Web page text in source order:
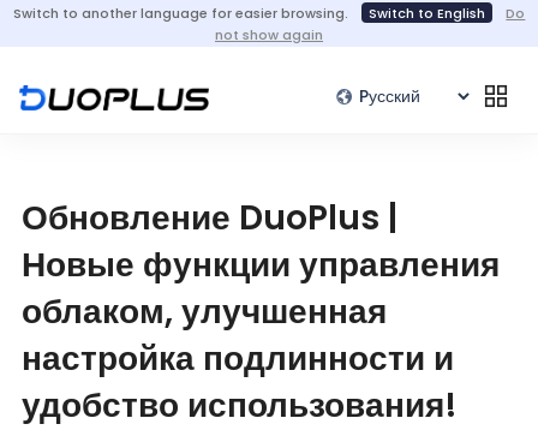
Switch to another language for easier browsing. Switch to English
Do
not show again
Обновление DuoPlus |
Новые функции управления
облаком, улучшенная
настройка подлинности и
удобство использования!